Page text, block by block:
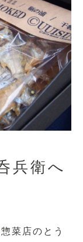
兵衛へ
菜店のとう